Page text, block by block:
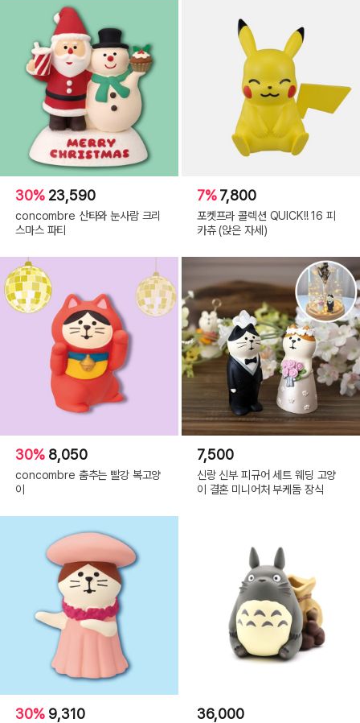
30% 23,590
concombre 산타와 눈사람 크리
스마스 파티
7%7,800
포켓프라 콜렉션 QUICK!! 16 피
카츄 (앉은 자세)
30% 8,050
concombre 춤추는 빨강 복고양
이
7,500
신랑 신부 피규어 세트 웨딩 고양
이 결혼 미니어처 부케돔 장식
30% 9,310 36,000